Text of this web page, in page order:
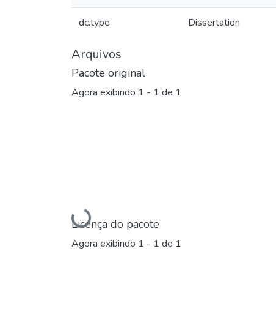
dc.type Dissertation
Arquivos
Pacote original
Agora exibindo 1 - 1 de 1
Carregando...
Licença do pacote
Agora exibindo 1 - 1 de 1